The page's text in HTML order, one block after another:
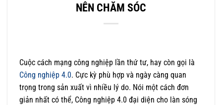
NÊN CHĂM SÓC
Cuộc cách mạng công nghiệp lần thứ tư, hay còn gọi là
Công nghiệp 4.0. Cực kỳ phù hợp và ngày càng quan
trọng trong sản xuất vì nhiều lý do. Nói một cách đơn
giản nhất có thể, Công nghiệp 4.0 đại diện cho làn sóng